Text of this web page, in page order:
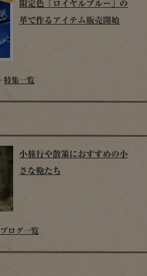
限定色「ロイヤルブルー」の
革で作るアイテム販売開始
特集一覧
小旅行や散策におすすめの小
さな鞄たち
ブログ一覧